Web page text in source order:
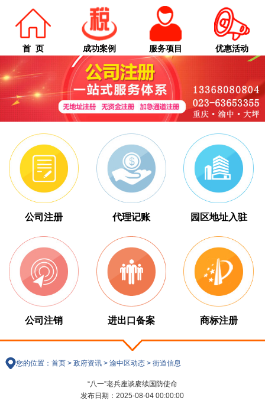
首 页 成功案例 服务项目 优惠活动
公司注册 代理记账 园区地址入驻
公司注销 进出口备案 商标注册
您的位置： 首页> 政府资讯> 渝中区动态> 街道信息
“八一”老兵座谈赓续国防使命
发布日期：2025-08-04 00:00:00